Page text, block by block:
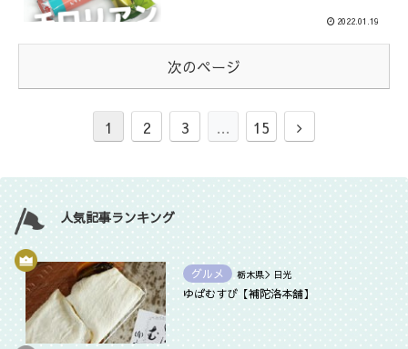
2022.01.19
次のページ
1 2 3 … 15
人気記事ランキング
グルメ 栃木県＞日光
ゆばむすび【補陀洛本舗】